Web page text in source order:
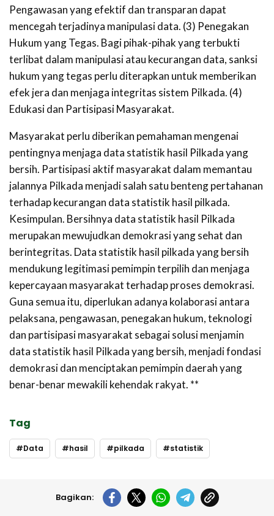
Pengawasan yang efektif dan transparan dapat
mencegah terjadinya manipulasi data. (3) Penegakan
Hukum yang Tegas. Bagi pihak-pihak yang terbukti
terlibat dalam manipulasi atau kecurangan data, sanksi
hukum yang tegas perlu diterapkan untuk memberikan
efek jera dan menjaga integritas sistem Pilkada. (4)
Edukasi dan Partisipasi Masyarakat.
Masyarakat perlu diberikan pemahaman mengenai
pentingnya menjaga data statistik hasil Pilkada yang
bersih. Partisipasi aktif masyarakat dalam memantau
jalannya Pilkada menjadi salah satu benteng pertahanan
terhadap kecurangan data statistik hasil pilkada.
Kesimpulan. Bersihnya data statistik hasil Pilkada
merupakan mewujudkan demokrasi yang sehat dan
berintegritas. Data statistik hasil pilkada yang bersih
mendukung legitimasi pemimpin terpilih dan menjaga
kepercayaan masyarakat terhadap proses demokrasi.
Guna semua itu, diperlukan adanya kolaborasi antara
pelaksana, pengawasan, penegakan hukum, teknologi
dan partisipasi masyarakat sebagai solusi menjamin
data statistik hasil Pilkada yang bersih, menjadi fondasi
demokrasi dan menciptakan pemimpin daerah yang
benar-benar mewakili kehendak rakyat. **
Tag
Data hasil pilkada statistik
Bagikan: